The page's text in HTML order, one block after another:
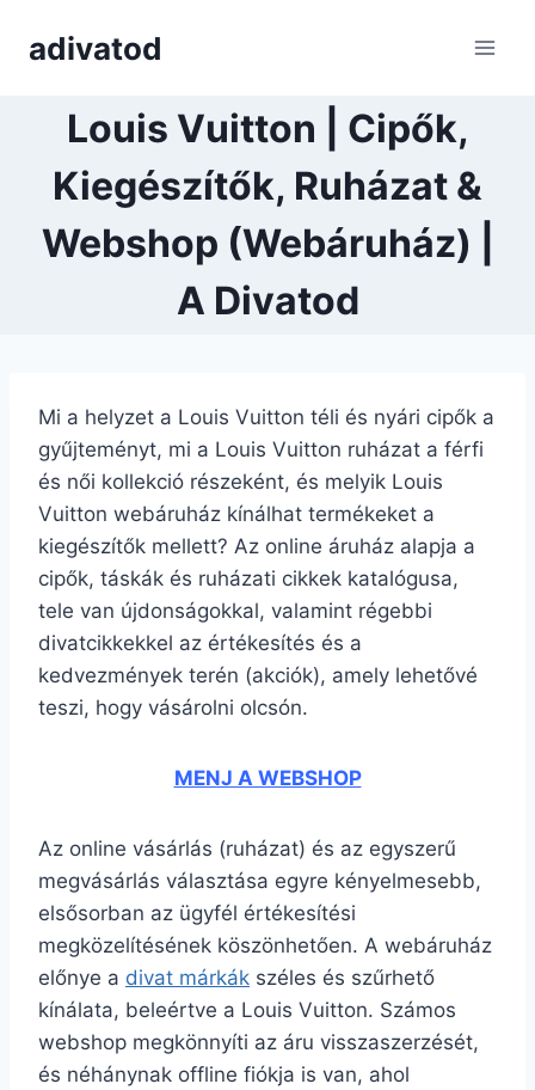
adivatod
Louis Vuitton | Cipők,
Kiegészítők, Ruházat &
Webshop (Webáruház) |
A Divatod
Mi a helyzet a Louis Vuitton téli és nyári cipők a
gyűjteményt, mi a Louis Vuitton ruházat a férfi
és női kollekció részeként, és melyik Louis
Vuitton webáruház kínálhat termékeket a
kiegészítők mellett? Az online áruház alapja a
cipők, táskák és ruházati cikkek katalógusa,
tele van újdonságokkal, valamint régebbi
divatcikkekkel az értékesítés és a
kedvezmények terén (akciók), amely lehetővé
teszi, hogy vásárolni olcsón.
MENJ A WEBSHOP
Az online vásárlás (ruházat) és az egyszerű
megvásárlás választása egyre kényelmesebb,
elsősorban az ügyfél értékesítési
megközelítésének köszönhetően. A webáruház
előnye a divat márkák széles és szűrhető
kínálata, beleértve a Louis Vuitton. Számos
webshop megkönnyíti az áru visszaszerzését,
és néhánynak offline fiókja is van, ahol